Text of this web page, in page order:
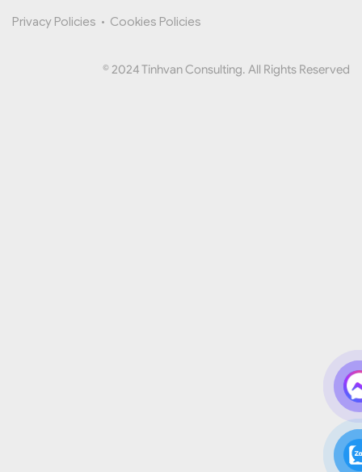
Privacy Policies • Cookies Policies
© 2024 Tinhvan Consulting. All Rights Reserved